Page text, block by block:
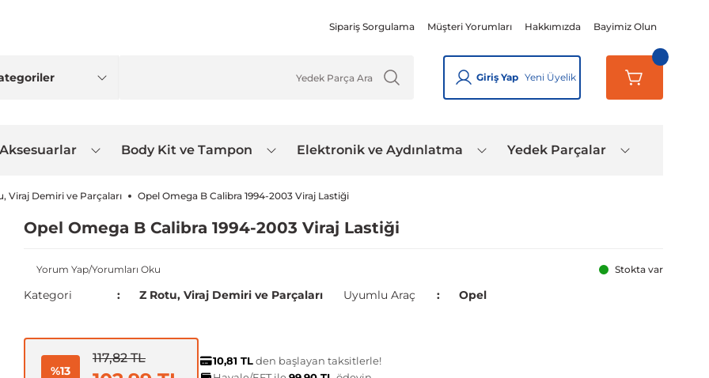
Sipariş Sorgulama Müşteri Yorumları Hakkımızda Bayimiz Olun
Giriş Yap Yeni Üyelik
Aksesuarlar Body Kit ve Tampon Elektronik ve Aydınlatma Yedek Parçalar
Viraj Demiri ve Parçaları Opel Omega B Calibra 1994-2003 Viraj Lastiği
Opel Omega B Calibra 1994-2003 Viraj Lastiği
Yorum Yap/Yorumları Oku Stokta var
Kategori Z Rotu, Viraj Demiri ve Parçaları Uyumlu Araç Opel
%13
117,82 TL 10,81 TLden başlayan taksitlerle!